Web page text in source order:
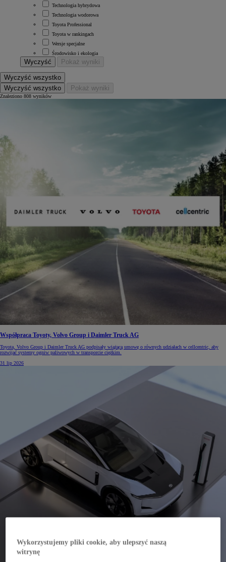
Technologia hybrydowa
Technologia wodorowa
Toyota Professional
Toyota w rankingach
Wersje specjalne
Środowisko i ekologia
Wyczyść Pokaż wyniki
Wyczyść wszystko
Wyczyść wszystko
Pokaż wyniki
Znaleziono 808 wyników
Współpraca Toyoty, Volvo Group i Daimler Truck AG
Toyota, Volvo Group i Daimler Truck AG podpisały wiążącą umowę o równych udziałach w cellcentric, aby
rozwijać systemy ogniw paliwowych w transporcie ciężkim.
31 lip 2026
Wykorzystujemy pliki cookie, aby ulepszyć naszą
witrynę